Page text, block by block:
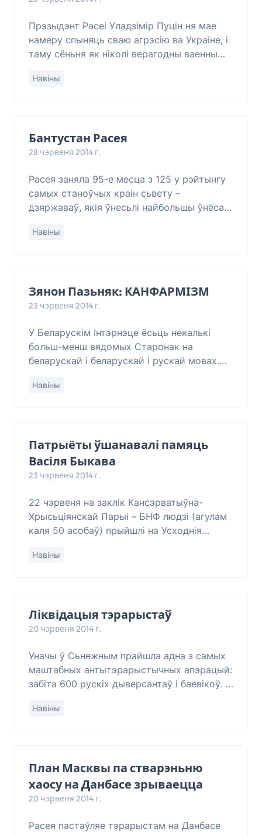
Прэзыдэнт Расеі Уладзімір Пуцін ня мае
намеру спыняць сваю агрэсію ва Украіне, і
таму сёньня як ніколі верагодны ваенны
могуць быць уцягнутыя іншыя дзяржавы,
Навіны
Бантустан Расея
28 чэрвеня 2014 г.
Расея заняла 95-е месца з 125 у рэйтынгу
самых станоўчых краін сьвету –
дзяржаваў, якія ўнесьлі найбольшы ўнёсак
партал Good Country Index. Лідэрамі
Навіны
Зянон Пазьняк: КАНФАРМІЗМ
23 чэрвеня 2014 г.
У Беларускім Інтэрнэце ёсьць некалькі
больш-менш вядомых Старонак на
беларускай і беларускай і рускай мовах.
зьмяншаюцца адваротна прапарцыянальна
Навіны
Патрыёты ўшанавалі памяць
Васіля Быкава
23 чэрвеня 2014 г.
22 чэрвеня на заклік Кансэрватыўна-
Хрысьціянскай Парыі – БНФ людзі (агулам
каля 50 асобаў) прыйшлі на Усходнія
народнага пісьменьніка Беларусі Васіля
Навіны
Ліквідацыя тэрарыстаў
20 чэрвеня 2014 г.
Уначы ў Сьнежным прайшла адна з самых
маштабных антытэрарыстычных апэрацый:
забіта 600 рускіх дыверсантаў і баевікоў. У
Нацгвардыя паказалі сябе на вышэйшым
Навіны
План Масквы па стварэньню
хаосу на Данбасе зрываецца
20 чэрвеня 2014 г.
Расея пастаўляе тэрарыстам на Данбасе